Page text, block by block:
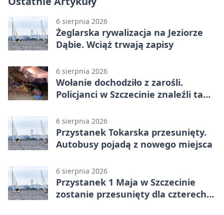
6 sierpnia 2026
Żeglarska rywalizacja na Jeziorze
Dąbie. Wciąż trwają zapisy
6 sierpnia 2026
Wołanie dochodziło z zarośli.
Policjanci w Szczecinie znaleźli tam
6 sierpnia 2026
Przystanek Tokarska przesunięty.
Autobusy pojadą z nowego miejsca
6 sierpnia 2026
Przystanek 1 Maja w Szczecinie
zostanie przesunięty dla czterech